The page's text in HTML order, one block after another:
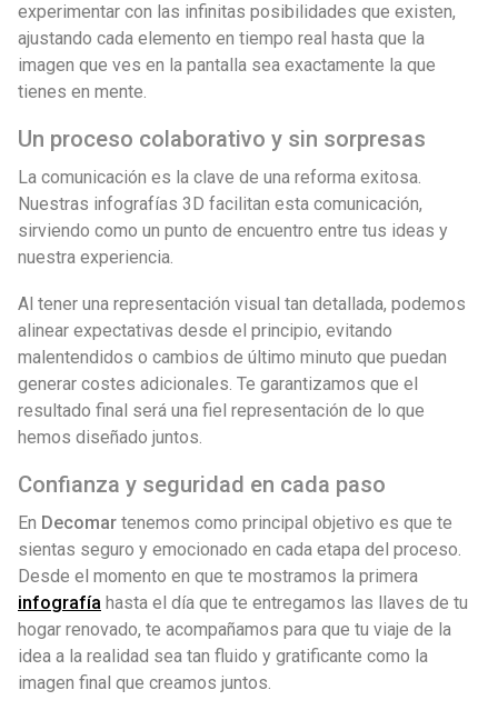
experimentar con las infinitas posibilidades que existen,
ajustando cada elemento en tiempo real hasta que la
imagen que ves en la pantalla sea exactamente la que
tienes en mente.
Un proceso colaborativo y sin sorpresas
La comunicación es la clave de una reforma exitosa.
Nuestras infografías 3D facilitan esta comunicación,
sirviendo como un punto de encuentro entre tus ideas y
nuestra experiencia.
Al tener una representación visual tan detallada, podemos
alinear expectativas desde el principio, evitando
malentendidos o cambios de último minuto que puedan
generar costes adicionales. Te garantizamos que el
resultado final será una fiel representación de lo que
hemos diseñado juntos.
Confianza y seguridad en cada paso
En Decomar tenemos como principal objetivo es que te
sientas seguro y emocionado en cada etapa del proceso.
Desde el momento en que te mostramos la primera
infografía hasta el día que te entregamos las llaves de tu
hogar renovado, te acompañamos para que tu viaje de la
idea a la realidad sea tan fluido y gratificante como la
imagen final que creamos juntos.